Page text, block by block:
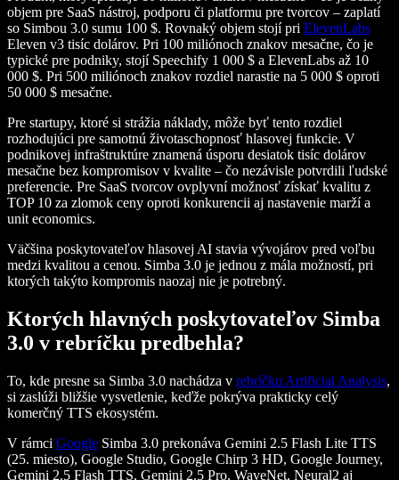
objem pre SaaS nástroj, podporu či platformu pre tvorcov – zaplatí
so Simbou 3.0 sumu 100 $. Rovnaký objem stojí pri ElevenLabs
Eleven v3 tisíc dolárov. Pri 100 miliónoch znakov mesačne, čo je
typické pre podniky, stojí Speechify 1 000 $ a ElevenLabs až 10
000 $. Pri 500 miliónoch znakov rozdiel narastie na 5 000 $ oproti
50 000 $ mesačne.
Pre startupy, ktoré si strážia náklady, môže byť tento rozdiel
rozhodujúci pre samotnú životaschopnosť hlasovej funkcie. V
podnikovej infraštruktúre znamená úsporu desiatok tisíc dolárov
mesačne bez kompromisov v kvalite – čo nezávisle potvrdili ľudské
preferencie. Pre SaaS tvorcov ovplyvní možnosť získať kvalitu z
TOP 10 za zlomok ceny oproti konkurencii aj nastavenie marží a
unit economics.
Väčšina poskytovateľov hlasovej AI stavia vývojárov pred voľbu
medzi kvalitou a cenou. Simba 3.0 je jednou z mála možností, pri
ktorých takýto kompromis naozaj nie je potrebný.
Ktorých hlavných poskytovateľov Simba
3.0 v rebríčku predbehla?
To, kde presne sa Simba 3.0 nachádza v rebríčku Artificial Analysis,
si zaslúži bližšie vysvetlenie, keďže pokrýva prakticky celý
komerčný TTS ekosystém.
V rámci Google Simba 3.0 prekonáva Gemini 2.5 Flash Lite TTS
(25. miesto), Google Studio, Google Chirp 3 HD, Google Journey,
Gemini 2.5 Flash TTS, Gemini 2.5 Pro, WaveNet, Neural2 aj